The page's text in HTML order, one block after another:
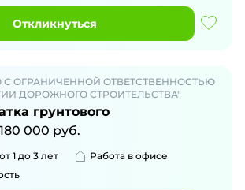
Откликнуться
ОГРАНИЧЕННОЙ ОТВЕТСТВЕННОСТЬЮ
ДОРОЖНОГО СТРОИТЕЛЬСТВА"
грунтового
180 000 руб.
от 1 до 3 лет
Работа в офисе